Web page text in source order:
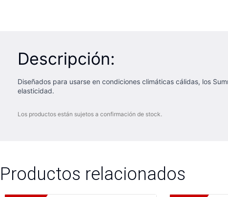
Descripción:
Diseñados para usarse en condiciones climáticas cálidas, los
elasticidad.
Los productos están sujetos a confirmación de stock.
Productos relacionados